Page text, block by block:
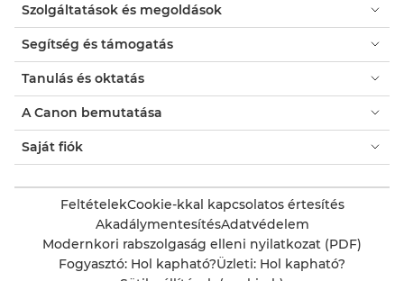
Szolgáltatások és megoldások
Segítség és támogatás
Tanulás és oktatás
A Canon bemutatása
Saját fiók
FeltételekCookie-kkal kapcsolatos értesítés
AkadálymentesítésAdatvédelem
Modernkori rabszolgaság elleni nyilatkozat (PDF)
Fogyasztó: Hol kapható?Üzleti: Hol kapható?